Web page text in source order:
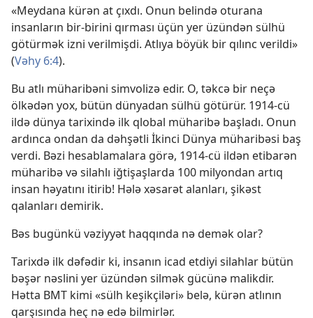
«Meydana kürən at çıxdı. Onun belində oturana
insanların bir-birini qırması üçün yer üzündən sülhü
götürmək izni verilmişdi. Atlıya böyük bir qılınc verildi»
(Vəhy 6:4).
Bu atlı müharibəni simvolizə edir. O, təkcə bir neçə
ölkədən yox, bütün dünyadan sülhü götürür. 1914-cü
ildə dünya tarixində ilk qlobal müharibə başladı. Onun
ardınca ondan da dəhşətli İkinci Dünya müharibəsi baş
verdi. Bəzi hesablamalara görə, 1914-cü ildən etibarən
müharibə və silahlı iğtişaşlarda 100 milyondan artıq
insan həyatını itirib! Hələ xəsarət alanları, şikəst
qalanları demirik.
Bəs bugünkü vəziyyət haqqında nə demək olar?
Tarixdə ilk dəfədir ki, insanın icad etdiyi silahlar bütün
bəşər nəslini yer üzündən silmək gücünə malikdir.
Hətta BMT kimi «sülh keşikçiləri» belə, kürən atlının
qarşısında heç nə edə bilmirlər.